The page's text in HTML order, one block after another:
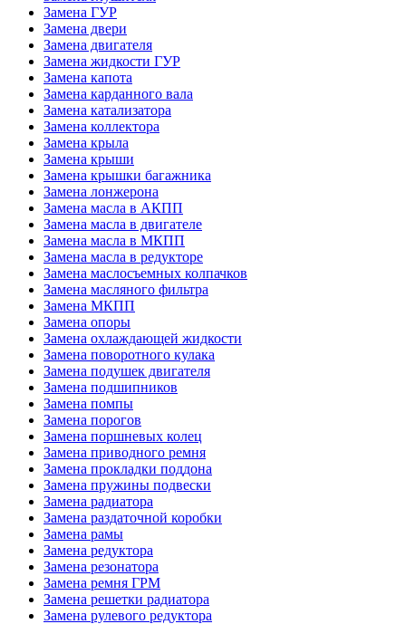
Замена ГУР
Замена двери
Замена двигателя
Замена жидкости ГУР
Замена капота
Замена карданного вала
Замена катализатора
Замена коллектора
Замена крыла
Замена крыши
Замена крышки багажника
Замена лонжерона
Замена масла в АКПП
Замена масла в двигателе
Замена масла в МКПП
Замена масла в редукторе
Замена маслосъемных колпачков
Замена масляного фильтра
Замена МКПП
Замена опоры
Замена охлаждающей жидкости
Замена поворотного кулака
Замена подушек двигателя
Замена подшипников
Замена помпы
Замена порогов
Замена поршневых колец
Замена приводного ремня
Замена прокладки поддона
Замена пружины подвески
Замена радиатора
Замена раздаточной коробки
Замена рамы
Замена редуктора
Замена резонатора
Замена ремня ГРМ
Замена решетки радиатора
Замена рулевого редуктора